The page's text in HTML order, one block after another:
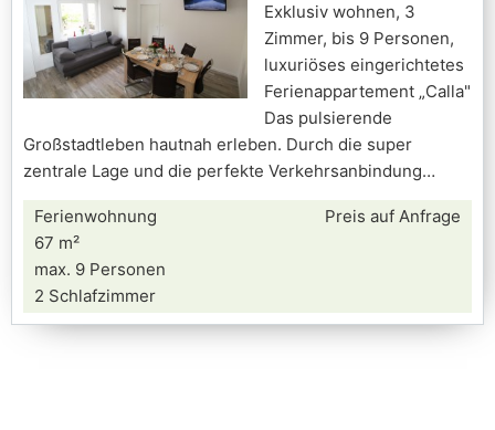
Exklusiv wohnen, 3
Zimmer, bis 9 Personen,
luxuriöses eingerichtetes
Ferienappartement „Calla"
Das pulsierende
Großstadtleben hautnah erleben. Durch die super
zentrale Lage und die perfekte Verkehrsanbindung
Ferienwohnung
67 m²
max. 9 Personen
2 Schlafzimmer
Preis auf Anfrage